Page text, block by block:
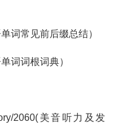
词常见前后缀总结）
词词根词典）
2060(美音听力及发